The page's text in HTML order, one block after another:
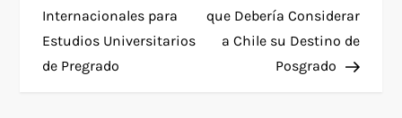
a
v
Internacionales para
Estudios Universitarios
de Pregrado
que Debería Considerar
a Chile su Destino de
Posgrado